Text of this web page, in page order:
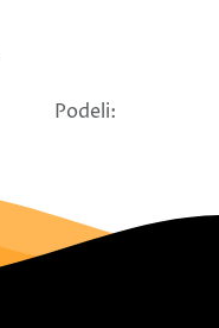
Podeli: